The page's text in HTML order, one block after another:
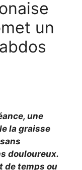
un
une
la graisse
douloureux.
de temps ou